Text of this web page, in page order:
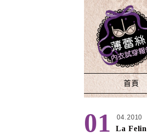
Main Menu
首頁
01 04.2010
La